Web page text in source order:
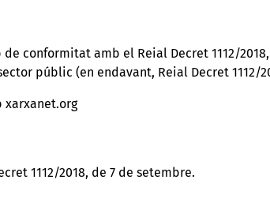
conformitat amb el Reial Decret 1112/
públic (en endavant, Reial Decret 1112/
xarxanet.org
1112/2018, de 7 de setembre.